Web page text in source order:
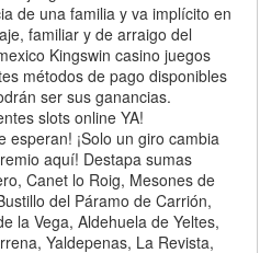
de una familia y va implícito en
familiar y de arraigo del
Kingswin casino juegos
métodos de pago disponibles
ser sus ganancias.
slots online YA!
esperan! ¡Solo un giro cambia
aquí! Destapa sumas
Canet lo Roig, Mesones de
del Páramo de Carrión,
la Vega, Aldehuela de Yeltes,
Yaldepenas, La Revista,